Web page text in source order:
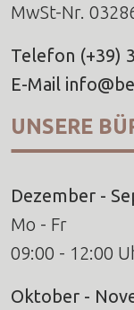
MwSt-Nr.
Telefon (+39)
E-Mail
UNSERE
Dezember -
Mo - Fr
09:00 - 12:00
Oktober -